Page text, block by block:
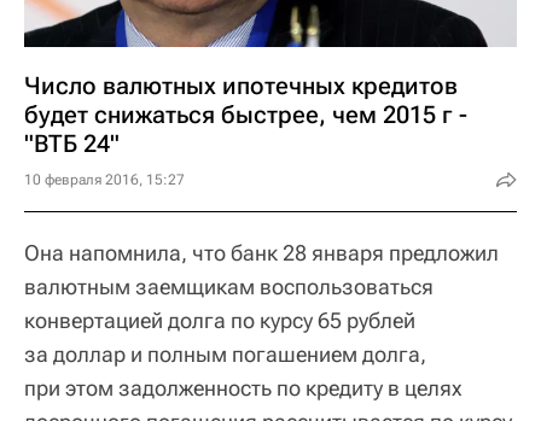
Число валютных ипотечных кредитов
будет снижаться быстрее, чем 2015 г -
"ВТБ 24"
10 февраля 2016, 15:27
Она напомнила, что банк 28 января предложил
валютным заемщикам воспользоваться
конвертацией долга по курсу 65 рублей
за доллар и полным погашением долга,
при этом задолженность по кредиту в целях